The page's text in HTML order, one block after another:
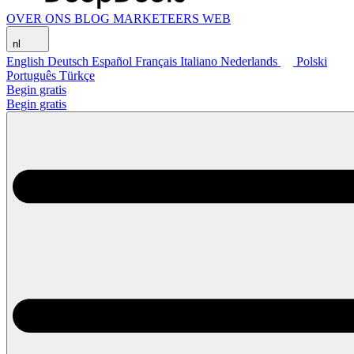
OVER ONS BLOG MARKETEERS WEB
nl
English Deutsch Español Français Italiano Nederlands
Polski
Português Türkçe
Begin gratis
Begin gratis